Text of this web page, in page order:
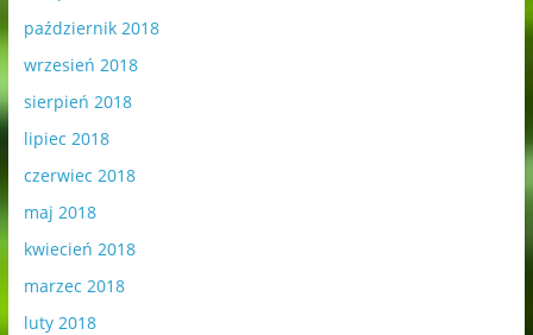
październik 2018
wrzesień 2018
sierpień 2018
lipiec 2018
czerwiec 2018
maj 2018
kwiecień 2018
marzec 2018
luty 2018